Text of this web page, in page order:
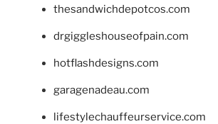
thesandwichdepotcos.com
drgiggleshouseofpain.com
hotflashdesigns.com
garagenadeau.com
lifestylechauffeurservice.com